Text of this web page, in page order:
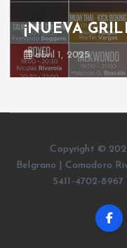
¡NUEVA
abril 1, 2025
Copyright ©
Belgrano | Comodoro
5411-4702-